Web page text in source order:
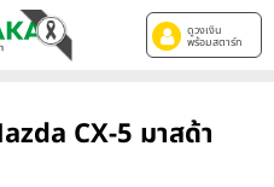
ดูวงเงิน
พร้อมสตาร์ท
CX-5 มาสด้า